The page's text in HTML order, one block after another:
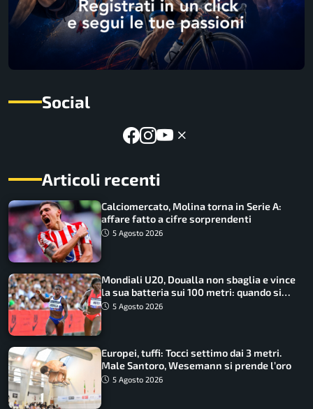
Social
Articoli recenti
Calciomercato, Molina torna in Serie A:
affare fatto a cifre sorprendenti
5 Agosto 2026
Mondiali U20, Doualla non sbaglia e vince
la sua batteria sui 100 metri: quando si
disputano le finali
5 Agosto 2026
Europei, tuffi: Tocci settimo dai 3 metri.
Male Santoro, Wesemann si prende l’oro
5 Agosto 2026